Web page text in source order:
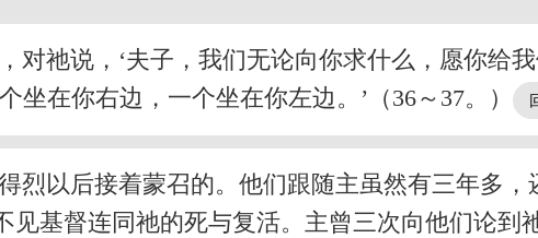
祂说，‘夫子，我们无论向你求什么，愿你给
在你右边，一个坐在你左边。’（36～37。）
烈以后接着蒙召的。他们跟随主虽然有三年多，
基督连同祂的死与复活。主曾三次向他们论到